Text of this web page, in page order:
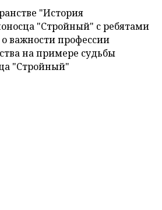
"История
"Стройный" с ребятами
важности профессии
на примере судьбы
"Стройный"